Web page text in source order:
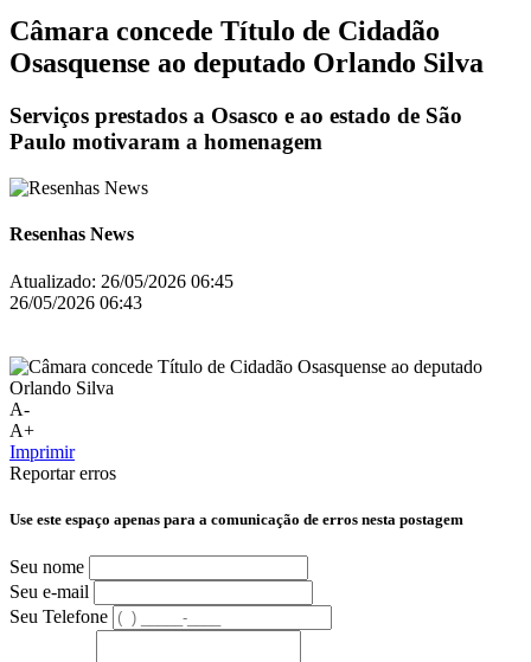
Câmara concede Título de Cidadão
Osasquense ao deputado Orlando Silva
Serviços prestados a Osasco e ao estado de São
Paulo motivaram a homenagem
Resenhas News
Atualizado: 26/05/2026 06:45
26/05/2026 06:43
A-
A+
Imprimir
Reportar erros
Use este espaço apenas para a comunicação de erros nesta postagem
Seu nome
Seu e-mail
Seu Telefone